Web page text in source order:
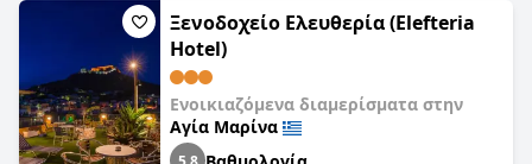
Ξενοδοχείο Ελευθερία (Elefteria
Hotel)
Ενοικιαζόμενα διαμερίσματα στην
Αγία Μαρίνα